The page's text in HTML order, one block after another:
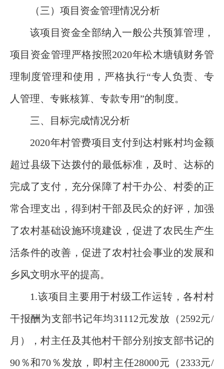
（三）项目资金管理情况分析
该项目资金全部纳入一般公共预算管理，
项目资金管理严格按照2020年松木塘镇财务管
理制度管理和使用，严格执行“专人负责、专
人管理、专账核算、专款专用”的制度。
三、目标完成情况分析
2020年村管费项目支付到达村账村均金额
超过县级下达拨付的最低标准，及时、达标的
完成了支付，充分保障了村干办公、村委的正
常合理支出，得到村干部及民众的好评，加强
了农村基础设施环境建设，促进了农民生产生
活条件的改善，促进了农村社会事业的发展和
乡风文明水平的提高。
1.该项目主要用于村级工作运转，各村村
干报酬为支部书记年均31112元发放（2592元/
月），村主任及其他村干部分别按支部书记的
90％和70％发放，即村主任28000元（2333元/